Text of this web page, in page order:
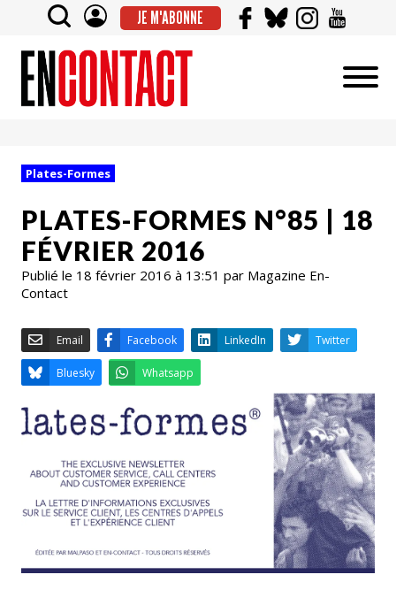
JE M'ABONNE
Plates-Formes
PLATES-FORMES N°85 | 18
FÉVRIER 2016
Publié le 18 février 2016 à 13:51 par Magazine En-
Contact
Email Facebook LinkedIn
Bluesky Whatsapp